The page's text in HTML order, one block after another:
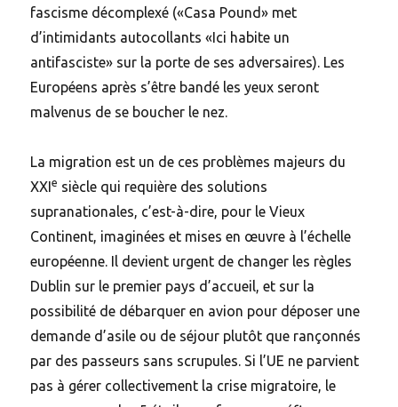
fascisme décomplexé («Casa Pound» met
d’intimidants autocollants «Ici habite un
antifasciste» sur la porte de ses adversaires). Les
Européens après s’être bandé les yeux seront
malvenus de se boucher le nez.
La migration est un de ces problèmes majeurs du
XXIe siècle qui requière des solutions
supranationales, c’est-à-dire, pour le Vieux
Continent, imaginées et mises en œuvre à l’échelle
européenne. Il devient urgent de changer les règles
Dublin sur le premier pays d’accueil, et sur la
possibilité de débarquer en avion pour déposer une
demande d’asile ou de séjour plutôt que rançonnés
par des passeurs sans scrupules. Si l’UE ne parvient
pas à gérer collectivement la crise migratoire, le